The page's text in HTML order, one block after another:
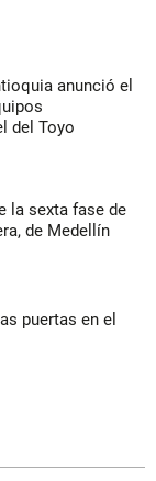
anunció el
del Toyo
la sexta fase de
de Medellín
puertas en el